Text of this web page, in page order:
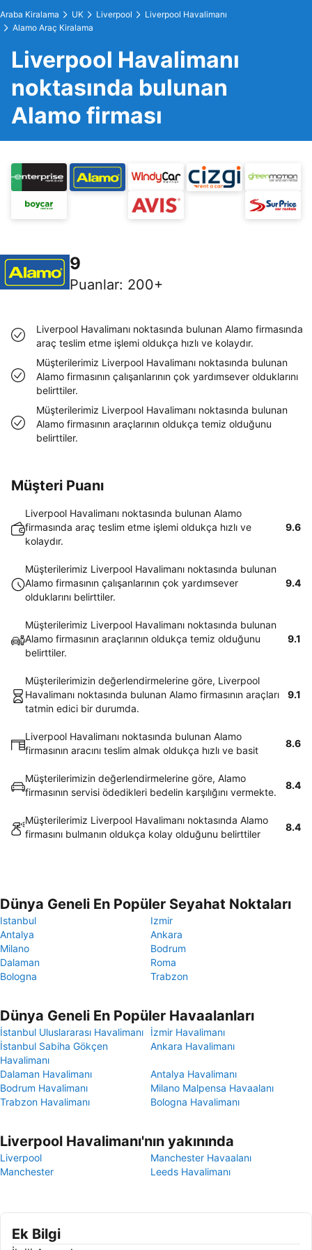
Araba Kiralama UK Liverpool
Liverpool Havalimanı
Alamo Araç Kiralama
Liverpool Havalimanı
noktasında bulunan
Alamo firması
9
Puanlar: 200+
Liverpool Havalimanı noktasında bulunan Alamo firmasında
araç teslim etme işlemi oldukça hızlı ve kolaydır.
Müşterilerimiz Liverpool Havalimanı noktasında bulunan
Alamo firmasının çalışanlarının çok yardımsever olduklarını
belirttiler.
Müşterilerimiz Liverpool Havalimanı noktasında bulunan
Alamo firmasının araçlarının oldukça temiz olduğunu
belirttiler.
Müşteri Puanı
Liverpool Havalimanı noktasında bulunan Alamo
firmasında araç teslim etme işlemi oldukça hızlı ve
kolaydır.
9.6
Müşterilerimiz Liverpool Havalimanı noktasında bulunan
Alamo firmasının çalışanlarının çok yardımsever
olduklarını belirttiler.
9.4
Müşterilerimiz Liverpool Havalimanı noktasında bulunan
Alamo firmasının araçlarının oldukça temiz olduğunu
belirttiler.
9.1
Müşterilerimizin değerlendirmelerine göre, Liverpool
Havalimanı noktasında bulunan Alamo firmasının araçları
tatmin edici bir durumda.
9.1
Liverpool Havalimanı noktasında bulunan Alamo
firmasının aracını teslim almak oldukça hızlı ve basit
8.6
Müşterilerimizin değerlendirmelerine göre, Alamo
firmasının servisi ödedikleri bedelin karşılığını vermekte.
8.4
Müşterilerimiz Liverpool Havalimanı noktasında Alamo
firmasını bulmanın oldukça kolay olduğunu belirttiler
8.4
Dünya Geneli En Popüler Seyahat Noktaları
Istanbul
Izmir
Antalya
Ankara
Milano
Bodrum
Dalaman
Roma
Bologna
Trabzon
Dünya Geneli En Popüler Havaalanları
İstanbul Uluslararası Havalimanı
İzmir Havalimanı
İstanbul Sabiha Gökçen
Havalimanı
Ankara Havalimanı
Dalaman Havalimanı
Antalya Havalimanı
Bodrum Havalimanı
Milano Malpensa Havaalanı
Trabzon Havalimanı
Bologna Havalimanı
Liverpool Havalimanı'nın yakınında
Liverpool
Manchester Havaalanı
Manchester
Leeds Havalimanı
Ek Bilgi